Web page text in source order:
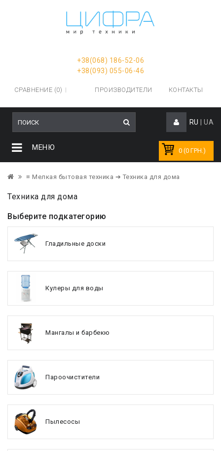
+38(068) 186-52-06
+38(093) 055-06-46
СРАВНЕНИЕ (0) ПРОИЗВОДИТЕЛИ КОНТАКТЫ
RU UA
0 (0 ГРН.)
МЕНЮ
≡ Мелкая бытовая техника ➔ Техника для дома
Техника для дома
Выберите подкатегорию
Гладильные доски
Кулеры для воды
Мангалы и барбекю
Пароочистители
Пылесосы